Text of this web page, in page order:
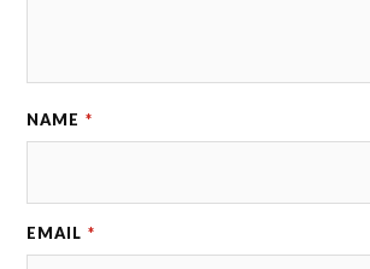
NAME *
EMAIL *